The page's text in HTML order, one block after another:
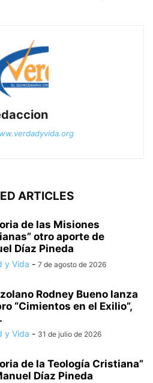
ARTICLES
de las Misiones
otro aporte de
Díaz Pineda
y Vida - 7 de agosto de 2026
Rodney Bueno lanza
“Cimientos en el Exilio”,
y Vida - 31 de julio de 2026
de la Teología Cristiana”
Díaz Pineda